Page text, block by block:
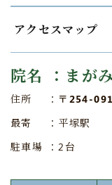
アクセスマップ
院名 ：まが
住所 ： 〒254-
最寄
：平塚駅
駐車場
：2台